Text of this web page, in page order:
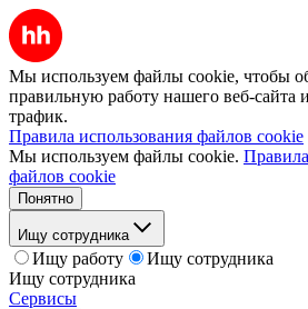
Мы используем файлы cookie, чтобы
правильную работу нашего веб-сайта
трафик.
Правила использования файлов cookie
Мы используем файлы cookie.
файлов cookie
Понятно
Ищу сотрудника
Ищу работу
Ищу сотрудника
Ищу сотрудника
Сервисы